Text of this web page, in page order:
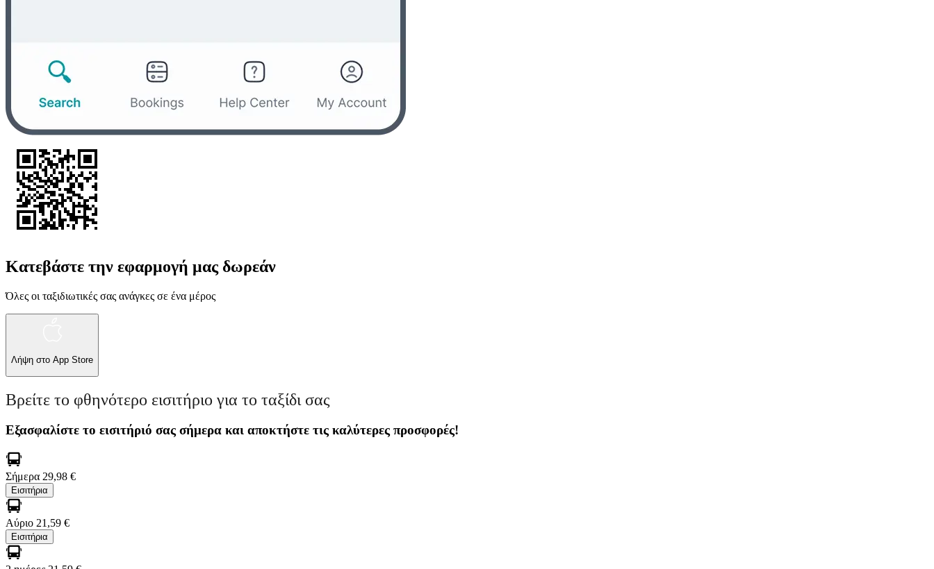
Κατεβάστε την εφαρμογή μας δωρεάν
Όλες οι ταξιδιωτικές σας ανάγκες σε ένα μέρος
Λήψη στο App Store
Βρείτε το φθηνότερο εισιτήριο για το ταξίδι σας
Εξασφαλίστε το εισιτήριό σας σήμερα και αποκτήστε τις καλύτερες προσφορές!
Σήμερα 29,98 €
Εισιτήρια
Αύριο 21,59 €
Εισιτήρια